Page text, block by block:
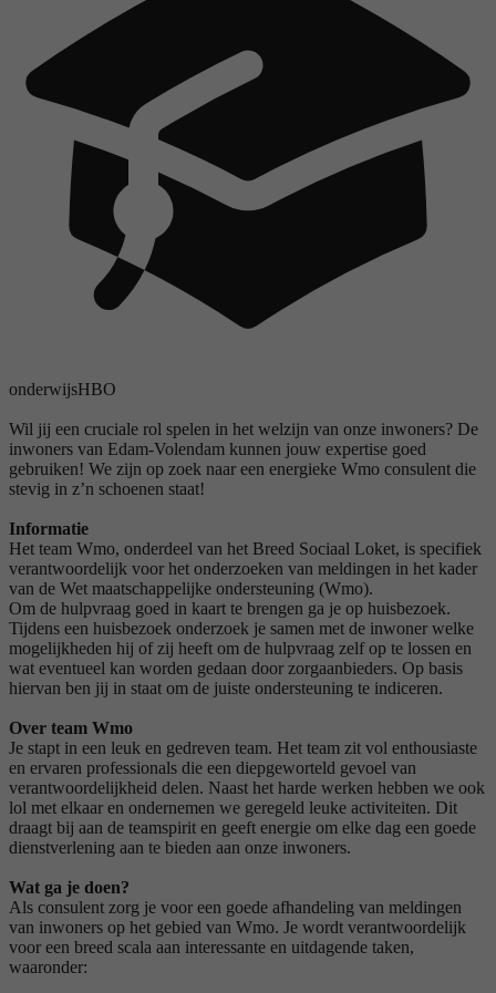
onderwijsHBO
Wil jij een cruciale rol spelen in het welzijn van onze inwoners? De
inwoners van Edam-Volendam kunnen jouw expertise goed
gebruiken! We zijn op zoek naar een energieke Wmo consulent die
stevig in z’n schoenen staat!
Informatie
Het team Wmo, onderdeel van het Breed Sociaal Loket, is specifiek
verantwoordelijk voor het onderzoeken van meldingen in het kader
van de Wet maatschappelijke ondersteuning (Wmo).
Om de hulpvraag goed in kaart te brengen ga je op huisbezoek.
Tijdens een huisbezoek onderzoek je samen met de inwoner welke
mogelijkheden hij of zij heeft om de hulpvraag zelf op te lossen en
wat eventueel kan worden gedaan door zorgaanbieders. Op basis
hiervan ben jij in staat om de juiste ondersteuning te indiceren.
Over team Wmo
Je stapt in een leuk en gedreven team. Het team zit vol enthousiaste
en ervaren professionals die een diepgeworteld gevoel van
verantwoordelijkheid delen. Naast het harde werken hebben we ook
lol met elkaar en ondernemen we geregeld leuke activiteiten. Dit
draagt bij aan de teamspirit en geeft energie om elke dag een goede
dienstverlening aan te bieden aan onze inwoners.
Wat ga je doen?
Als consulent zorg je voor een goede afhandeling van meldingen
van inwoners op het gebied van Wmo. Je wordt verantwoordelijk
voor een breed scala aan interessante en uitdagende taken,
waaronder: